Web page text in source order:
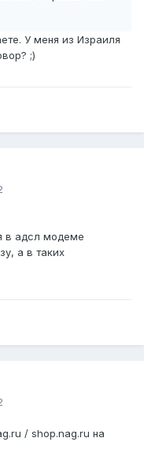
У меня из Израиля
;)
в адсл модеме
а в таких
/ shop.nag.ru на